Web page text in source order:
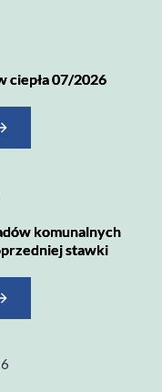
ciepła 07/2026
komunalnych
stawki